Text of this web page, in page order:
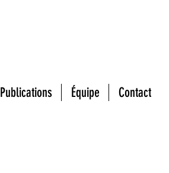
Publications Équipe Contact